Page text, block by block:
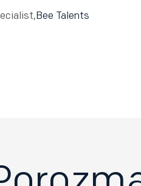
,Bee Talents